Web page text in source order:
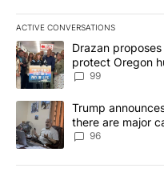
ACTIVE CONVERSATIONS
The following is a list of the
A trending article titled
Drazan
protect Oregon
99
A trending article titled
Trump
there are major
96